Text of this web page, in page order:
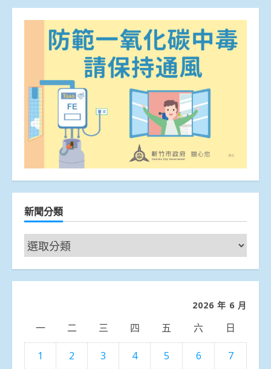
新聞分類
新
聞
分
2026 年 6 月
一 二 三 四 五 六 日
1 2 3 4 5 6
7